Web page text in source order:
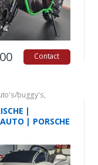
Contact
buggy's,
Kinderauto's
|
| PORSCHE